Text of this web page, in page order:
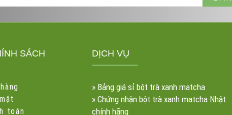
SÁCH
toán
DỊCH VỤ
» Bảng giá sỉ bột trà xanh matcha
» Chứng nhận bột trà xanh matcha Nhật
chính hãng